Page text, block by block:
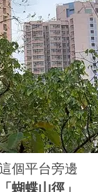
個平台旁邊
「蝴蝶山徑」